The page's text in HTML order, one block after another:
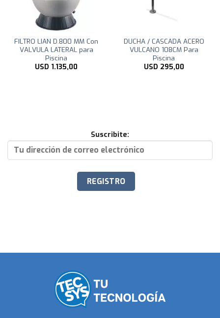
FILTRO LIAN D.800 MM Con
VALVULA LATERAL para
Piscina
USD 1.135,00
DUCHA / CASCADA ACERO
VULCANO 108CM Para
Piscina
USD 295,00
Suscribite: